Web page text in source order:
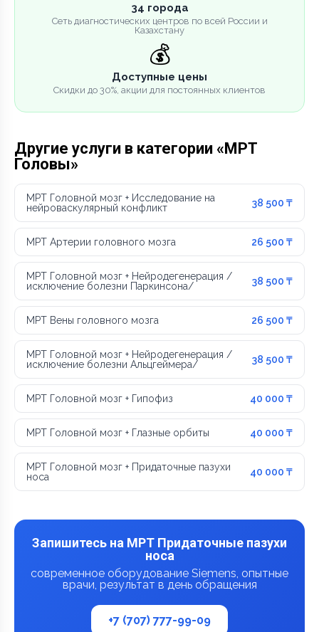
34 города
Сеть диагностических центров по всей России и
Казахстану
💰
Доступные цены
Скидки до 30%, акции для постоянных клиентов
Другие услуги в категории «МРТ
Головы»
МРТ Головной мозг + Исследование на
нейроваскулярный конфликт
38 500 ₸
МРТ Артерии головного мозга 26 500 ₸
МРТ Головной мозг + Нейродегенерация /
исключение болезни Паркинсона/
38 500 ₸
МРТ Вены головного мозга 26 500 ₸
МРТ Головной мозг + Нейродегенерация /
исключение болезни Альцгеймера/
38 500 ₸
МРТ Головной мозг + Гипофиз 40 000 ₸
МРТ Головной мозг + Глазные орбиты 40 000 ₸
МРТ Головной мозг + Придаточные пазухи
носа
40 000 ₸
Запишитесь на МРТ Придаточные пазухи
носа
современное оборудование Siemens, опытные
врачи, результат в день обращения
+7 (707) 777-99-09